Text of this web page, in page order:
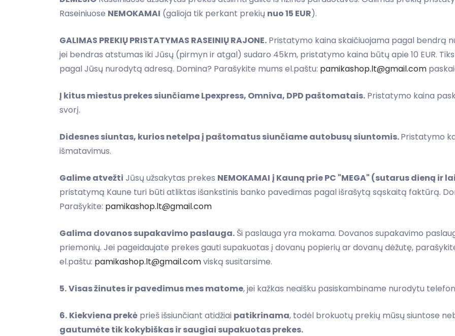
Raseiniuose NEMOKAMAI (galioja tik perkant prekių nuo 15 EUR).
GALIMAS PREKIŲ PRISTATYMAS RASEINIŲ RAJONE. Pristatymo kaina skaičiuojama pagal bendrą
jei bendras atstumas iki Jūsų (pirmyn ir atgal) sudaro 45km, pristatymo kaina būtų apie 10 EUR.
pagal Jūsų nurodytą adresą. Domina? Parašykite mums el.paštu: pamikashop.lt@gmail.com
Į kitus miestus prekes siunčiame Lpexpress, Omniva, DPD paštomatais. Pristatymo kaina
svorį.
Didesnes siuntas, kurios netelpa į paštomatus siunčiame autobusų siuntomis.Pristatymo
išmatavimus.
Galime atvežti Jūsų užsakytas prekes NEMOKAMAI į Kauną prie PC "MEGA" (sutarus dieną ir
pristatymą Kaune turi būti atliktas išankstinis banko pavedimas pagal išrašytą sąskaitą faktūrą.
Parašykite: pamikashop.lt@gmail.com
Galima dovanos supakavimo paslauga. Ši paslauga yra mokama. Dovanos supakavimo
priemonių. Jei pageidaujate prekes gauti supakuotas į dovanų popierių ar dovanų dėžutę,
el.paštu: pamikashop.lt@gmail.comviską susitarsime.
5.Visas žinutes ir pavedimus mes matome, jei kažkas neaišku pasiskambiname nurodytu
6. Kiekviena prekė prieš išsiunčiant atidžiai patikrinama, todėl brokuotų prekių mūsų siuntose
gautumėte tik kokybiškas ir saugiai supakuotas prekes.